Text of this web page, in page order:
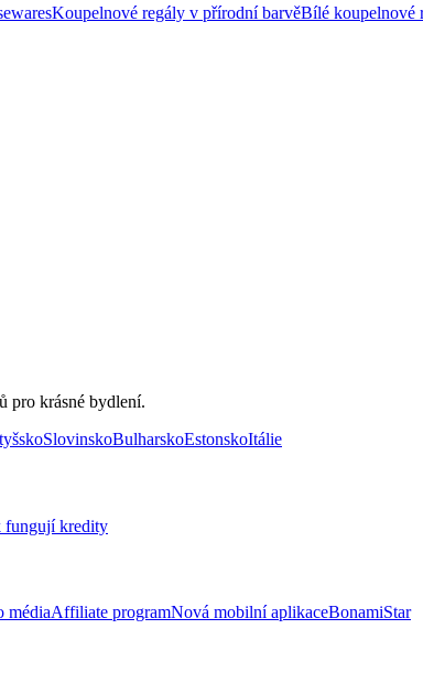
Koupelnové regály v přírodní barvěBílé koupelnové
pro krásné bydlení.
SlovinskoBulharskoEstonskoItálie
fungují kredity
médiaAffiliate programNová mobilní aplikaceBonamiStar